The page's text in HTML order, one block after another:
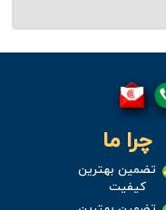
چرا ما
تضمین بهترین
کیفیت